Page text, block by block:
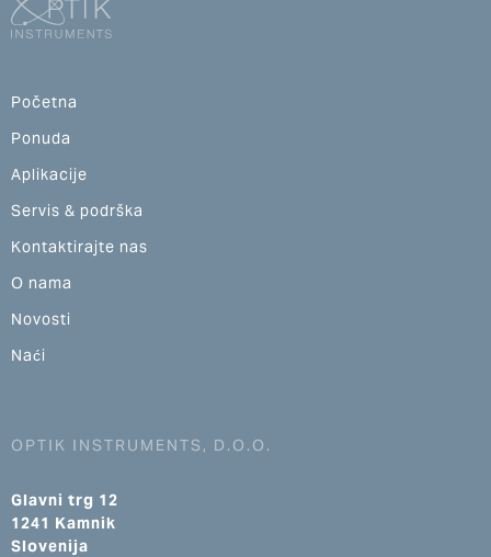
Početna
Ponuda
Aplikacije
Servis & podrška
Kontaktirajte nas
O nama
Novosti
Naći
OPTIK INSTRUMENTS, D.O.O.
Glavni trg 12
1241 Kamnik
Slovenija